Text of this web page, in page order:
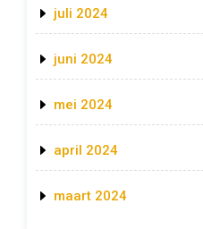
juli 2024
juni 2024
mei 2024
april 2024
maart 2024